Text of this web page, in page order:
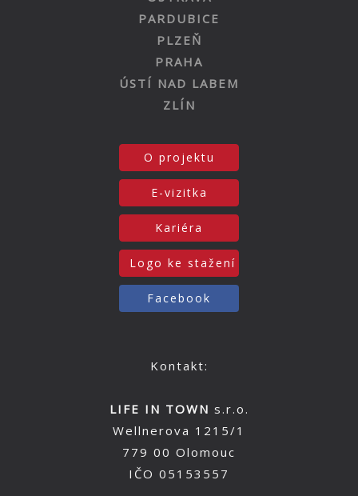
PARDUBICE
PLZEŇ
PRAHA
ÚSTÍ NAD LABEM
ZLÍN
O projektu
E-vizitka
Kariéra
Logo ke stažení
Facebook
Kontakt:
LIFE IN TOWN s.r.o.
Wellnerova 1215/1
779 00 Olomouc
IČO 05153557